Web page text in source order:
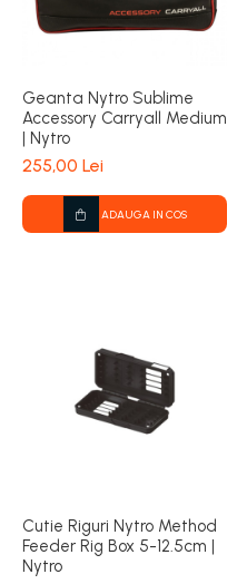
Geanta Nytro Sublime
Accessory Carryall Medium
| Nytro
255,00 Lei
ADAUGA IN COS
Cutie Riguri Nytro Method
Feeder Rig Box 5-12.5cm |
Nytro